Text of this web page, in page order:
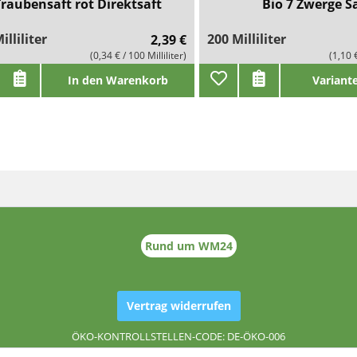
rot Direktsaft
2,39 €
(0,34 € / 100 Milliliter)
In den Warenkorb
Bio 7 Zwerge
200 Milliliter
(1,10
Rund um WM24
Vertrag widerrufen
ÖKO-KONTROLLSTELLEN-CODE: DE-ÖKO-006